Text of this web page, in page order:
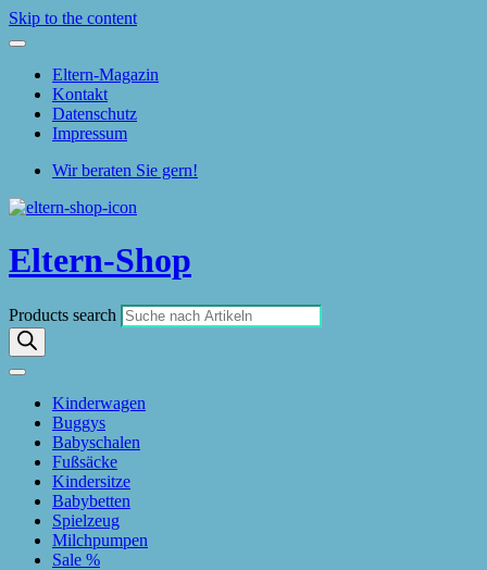
Skip to the content
Eltern-Magazin
Kontakt
Datenschutz
Impressum
Wir beraten Sie gern!
Eltern-Shop
Products search
Kinderwagen
Buggys
Babyschalen
Fußsäcke
Kindersitze
Babybetten
Spielzeug
Milchpumpen
Sale %